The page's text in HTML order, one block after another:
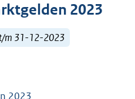
2023
m 31-12-2023
2023